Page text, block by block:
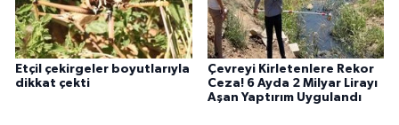
Etçil çekirgeler boyutlarıyla
dikkat çekti
Çevreyi Kirletenlere Rekor
Ceza! 6 Ayda 2 Milyar Lirayı
Aşan Yaptırım Uygulandı